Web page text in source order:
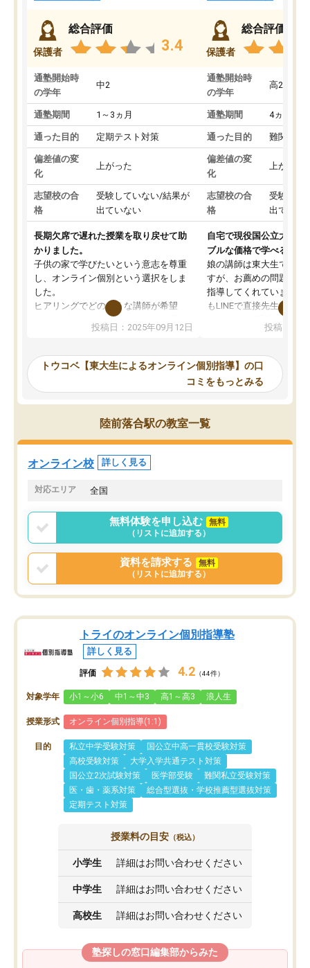
保護者
総合評価
3.4
通塾開始時
の学年
中2
通塾期間 1～3ヵ月
通った目的 定期テスト対策
偏差値の変
化
上がった
志望校の合
格
受験していない/結果が
出ていない
長期欠席で遅れた授業を取り戻せて助
かりました。
子供の家で学びたいという意志を尊重
し、オンライン個別という選択をしま
した。
ヒアリングでどのような講師が希望
か、オプションは付帯するかなど選ぶ
事が出来ました。
ーティングを行い、その講師で良いか
見てから講師を決定する事ができま
す。
うちの子は、初回面談の講師の方で決
オンラインツールを使用した単語帳の
共有があり宿題もそちらで出される形
でした。
言う事で講師変更の申し出があり、あ
まりに短期での変更だった為、塾に通
う事にして退会しました。遅れも取り
戻せ、授業内容や講師の方は良かった
と思います。
投稿日：2025年09月12日
保護者
総合評価
通塾開始時
の学年
高2
通塾期間 4ヵ月～1
通った目的 難関私立
偏差値の変
化
上がった
志望校の合
格
受験して
出ていな
自宅で現役国公立大学生
ブルな価格で学べる
娘の講師は東大生では無
すが、お薦めの問題集や
指導してくれています。
もLINEで直接先生に質問
めれるので、個人に合
いなのがあり(有料)、受
ことをどんなスケジュー
くか相談したのですが、
ち期待したものではなく
内容でした。それでも明
やる気も出ましたし、苦
くなってきたようなので
投稿日：
トウコベ【東大生によるオンライン個別指導】の口
コミをもっとみる
陸前落合駅の教室一覧
オンライン校 詳しく見る
対応エリア 全国
無料体験を申し込む
無料
（リストに追加する）
資料を請求する
無料
（リストに追加する）
トライのオンライン個別指導塾
詳しく見る
評価 4.2 （44件）
対象学年 小1～小6 中1～中3 高1～高3 浪人生
授業形式 オンライン個別指導(1:1)
目的 私立中学受験対策
国公立中高一貫校受験対策
高校受験対策
大学入学共通テスト対策
国公立2次試験対策
医学部受験
難関私立受験対策
医・歯・薬系対策
総合型選抜・学校推薦型選抜対策
定期テスト対策
授業料の目安 （税込）
小学生 詳細はお問い合わせください
中学生 詳細はお問い合わせください
高校生 詳細はお問い合わせください
塾探しの窓口編集部からみた